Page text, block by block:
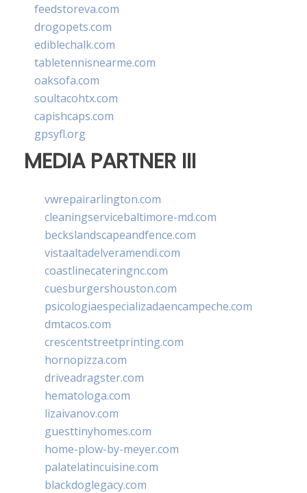
feedstoreva.com
drogopets.com
ediblechalk.com
tabletennisnearme.com
oaksofa.com
soultacohtx.com
capishcaps.com
gpsyfl.org
MEDIA PARTNER III
vwrepairarlington.com
cleaningservicebaltimore-md.com
beckslandscapeandfence.com
vistaaltadelveramendi.com
coastlinecateringnc.com
cuesburgershouston.com
psicologiaespecializadaencampeche.com
dmtacos.com
crescentstreetprinting.com
hornopizza.com
driveadragster.com
hematologa.com
lizaivanov.com
guesttinyhomes.com
home-plow-by-meyer.com
palatelatincuisine.com
blackdoglegacy.com